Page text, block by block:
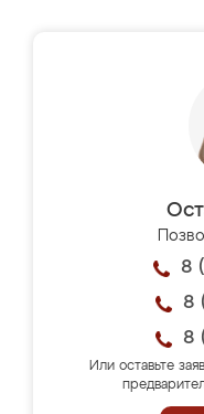
8
8
8
Или оставьте